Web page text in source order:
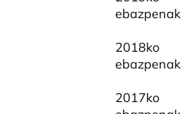
ebazpenak
2018ko
ebazpenak
2017ko